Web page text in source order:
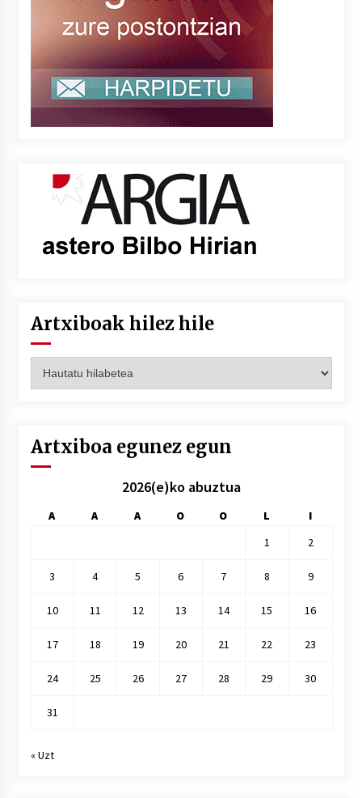
Artxiboak hilez hile
hilez
Artxiboa egunez egun
2026(e)ko abuztua
A A A O O L
I
1
2
3 4 5 6 7 8 9
10 11 12 13 14 15 16
17 18 19 20 21 22 23
24 25 26 27 28 29 30
31
« Uzt